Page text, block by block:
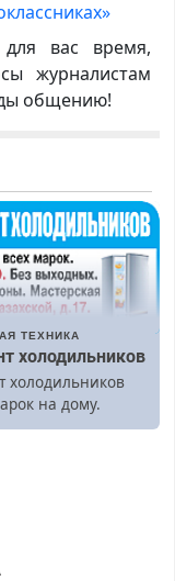
вас время,
журналистам
общению!
ТЕХНИКА
холодильников
холодильников
на дому.